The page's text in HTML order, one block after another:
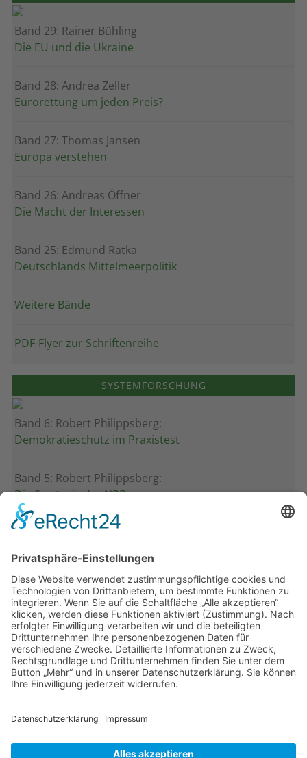
Band 29: Rainer Bühling
Die EU und die Ukraine
Band 28: Andrea Zeller
Eurorettung um jeden Preis?
Band 27: Thomas Jansen
Europa verstehen
Band 26: Andreas Öffner
Die Macht der Interessen
Band 25: Edmund Ratka
Deutschlands Mittelmeerpolitik
Weitere Bände
PDF-Flyer zur Schriftenreihe
SYSTEMFORSCHUNG
Band 6: Robert Philippsberg:
Demokratieschutz im Praxistest
Band 5: Robert Philippsberg:
Die Strategie der NPD
Band 4: Uwe Wagschal (Hg.):
Band 3: Katharina Ober
Schwarz-grüne Koalitionen in nordrhein-
westfälischen Kommunen
Band 2: Sophia Burkhardt
Programmfabrik gegen Medienimperium
Band 1: Robert Kaiser